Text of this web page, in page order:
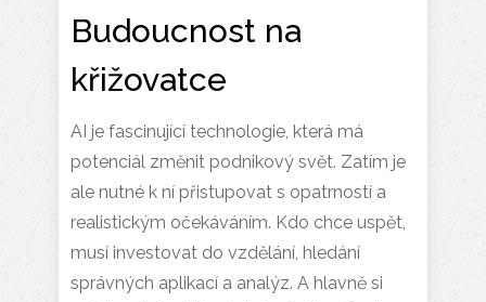
Budoucnost na
křižovatce
AI je fascinující technologie, která má
potenciál změnit podnikový svět. Zatím je
ale nutné k ní přistupovat s opatrností a
realistickým očekáváním. Kdo chce uspět,
musí investovat do vzdělání, hledání
správných aplikací a analýz. A hlavně si